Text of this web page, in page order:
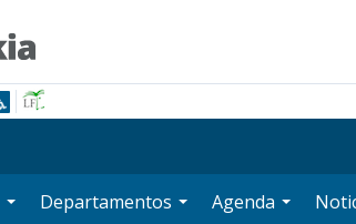
Departamentos Agenda